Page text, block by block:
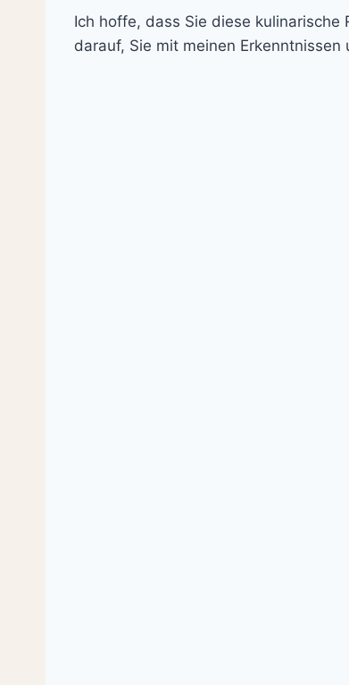
Ich hoffe, dass Sie diese
darauf, Sie mit meinen